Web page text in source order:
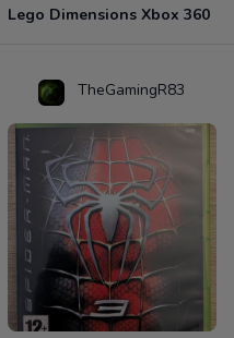
Lego Dimensions Xbox 360
TheGamingR83